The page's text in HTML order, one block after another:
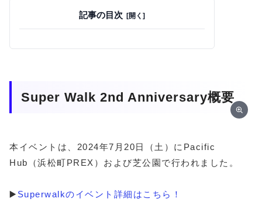
記事の目次
Super Walk 2nd Anniversary概要
本イベントは、2024年7月20日（土）にPacific
Hub（浜松町PREX）および芝公園で行われました。
▶️ Superwalkのイベント詳細はこちら！